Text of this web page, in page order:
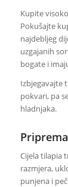
Kupite
Pokušajte
najdebljeg
uzgajanih
bogate i
Izbjegavajte
pokvari, pa
hladnjaka.
Priprema
Cijela tilapia
razmjera,
punjena i